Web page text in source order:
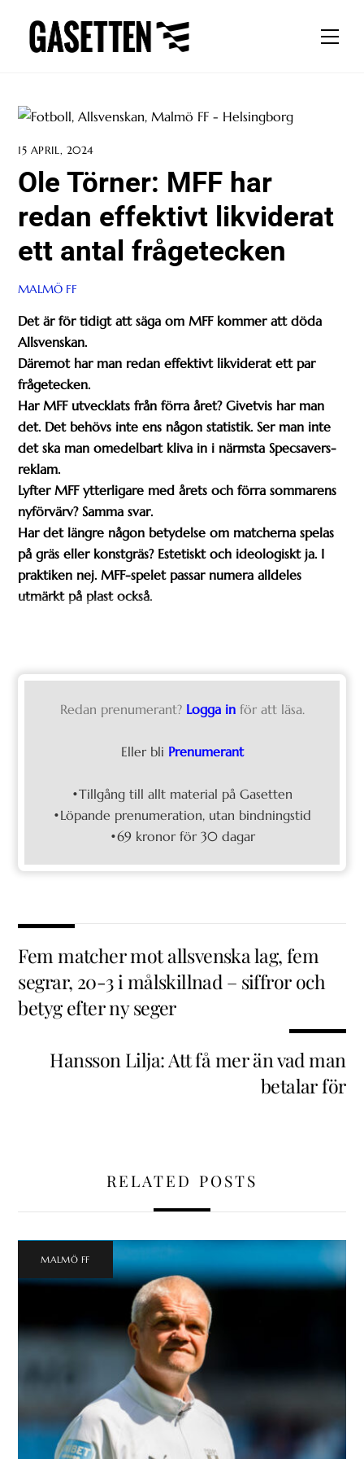
content
15 APRIL, 2024
Ole Törner: MFF har
redan effektivt likviderat
ett antal frågetecken
MALMÖ FF
Det är för tidigt att säga om MFF kommer att döda
Allsvenskan.
Däremot har man redan effektivt likviderat ett par
frågetecken.
Har MFF utvecklats från förra året? Givetvis har man
det. Det behövs inte ens någon statistik. Ser man inte
det ska man omedelbart kliva in i närmsta Specsavers-
reklam.
Lyfter MFF ytterligare med årets och förra sommarens
nyförvärv? Samma svar.
Har det längre någon betydelse om matcherna spelas
på gräs eller konstgräs? Estetiskt och ideologiskt ja. I
praktiken nej. MFF-spelet passar numera alldeles
utmärkt på plast också.
Redan prenumerant? Logga in för att läsa.
Eller bli Prenumerant
•Tillgång till allt material på Gasetten
•Löpande prenumeration, utan bindningstid
•69 kronor för 30 dagar
Fem matcher mot allsvenska lag, fem
segrar, 20-3 i målskillnad – siffror och
betyg efter ny seger
Hansson Lilja: Att få mer än vad man
betalar för
RELATED POSTS
MALMÖ FF